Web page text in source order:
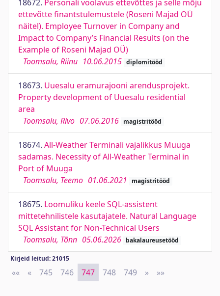
18672. Personali voolavus ettevõttes ja selle mõju
ettevõtte finantstulemustele (Roseni Majad OÜ
näitel). Employee Turnover in Company and
Impact to Company’s Financial Results (on the
Example of Roseni Majad OÜ)
Toomsalu, Riinu 10.06.2015 diplomitööd
18673. Uuesalu eramurajooni arendusprojekt.
Property development of Uuesalu residential
area
Toomsalu, Rivo 07.06.2016 magistritööd
18674. All-Weather Terminali vajalikkus Muuga
sadamas. Necessity of All-Weather Terminal in
Port of Muuga
Toomsalu, Teemo 01.06.2021 magistritööd
18675. Loomuliku keele SQL-assistent
mittetehnilistele kasutajatele. Natural Language
SQL Assistant for Non-Technical Users
Toomsalu, Tõnn 05.06.2026 bakalaureusetööd
Kirjeid leitud: 21015
«« First
« Previous
745 746 747 748 749 » Next
»»